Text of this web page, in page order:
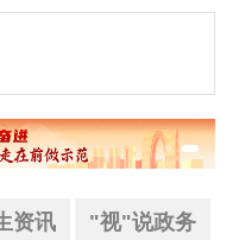
资讯 "视"说政务